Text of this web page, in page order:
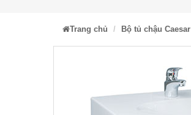
Trang chủ Bộ tủ chậu Caesar